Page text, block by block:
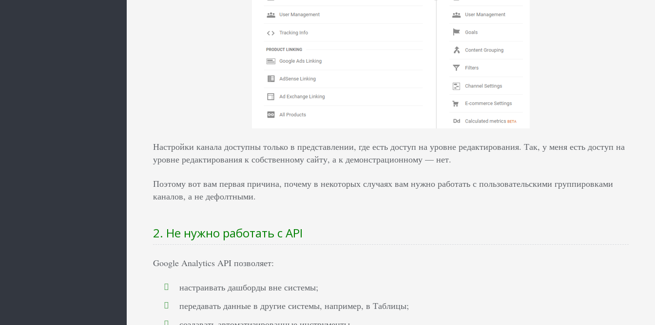
Настройки канала доступны только в представлении, где есть доступ на уровне редактирования. Так, у меня есть доступ на
уровне редактирования к собственному сайту, а к демонстрационному — нет.
Поэтому вот вам первая причина, почему в некоторых случаях вам нужно работать с пользовательскими группировками
каналов, а не дефолтными.
2. Не нужно работать с API
Google Analytics API позволяет:
настраивать дашборды вне системы;
передавать данные в другие системы, например, в Таблицы;